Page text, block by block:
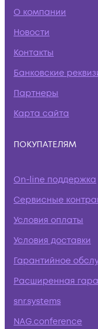
О компании
Новости
Контакты
Банковские
Партнеры
Карта сайта
ПОКУПАТЕЛЯМ
On-line поддержка
Сервисные
Условия оплаты
Условия доставки
Гарантийное
Расширенная
snr.systems
NAG.conference